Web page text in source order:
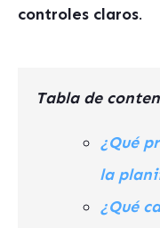
controles claros.
Tabla de
¿Qué
la
¿Qué